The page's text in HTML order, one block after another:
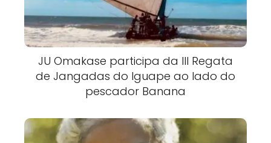
JU Omakase participa da III Regata
de Jangadas do Iguape ao lado do
pescador Banana